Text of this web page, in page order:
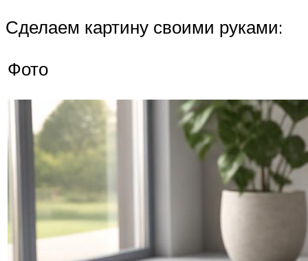
Сделаем картину своими руками:
Фото